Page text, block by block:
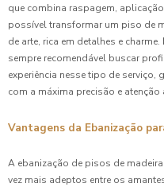
que combina raspagem,
possível transformar um piso de
de arte, rica em detalhes e
sempre recomendável buscar
experiência nesse tipo de serviço,
com a máxima precisão e atenção
Vantagens da Ebanização
A ebanização de pisos de
vez mais adeptos entre os